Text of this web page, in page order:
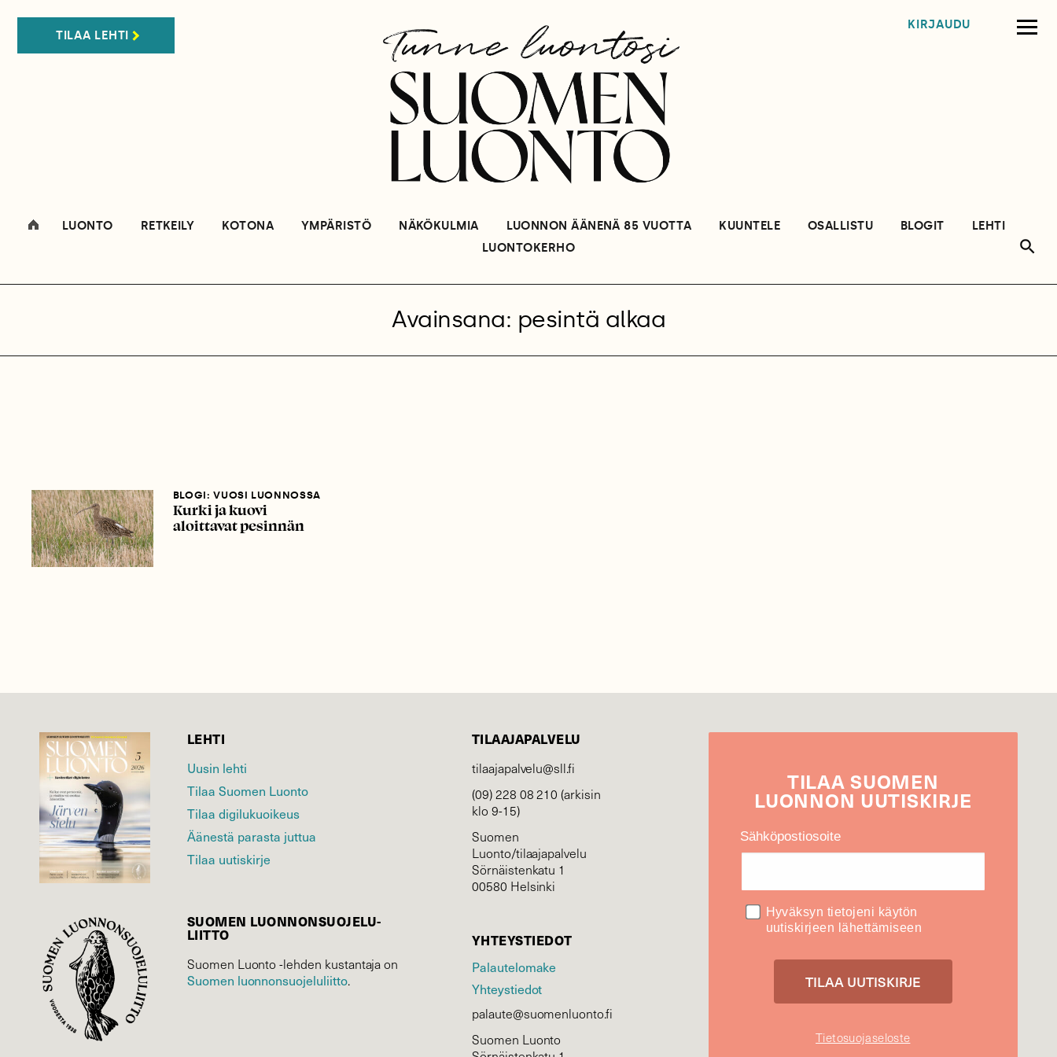
TILAA LEHTI
KIRJAUDU
LUONTO RETKEILY KOTONA YMPÄRISTÖ NÄKÖKULMIA LUONNON ÄÄNENÄ 85 VUOTTA KUUNTELE OSALLISTU BLOGIT
LEHTI
LUONTOKERHO
Avainsana: pesintä alkaa
BLOGI: VUOSI LUONNOSSA
Kurki ja kuovi
aloittavat pesinnän
LEHTI
Uusin lehti
Tilaa Suomen Luonto
Tilaa digilukuoikeus
Äänestä parasta juttua
Tilaa uutiskirje
SUOMEN LUONNON­SUOJELU­
LIITTO
Suomen Luonto -lehden kustantaja on
Suomen luonnonsuojelu­liitto.
TILAAJAPALVELU
tilaajapalvelu@sll.fi
(09) 228 08 210 (arkisin
klo 9-15)
Suomen
Luonto/tilaajapalvelu
Sörnäistenkatu 1
00580 Helsinki
YHTEYSTIEDOT
Palautelomake
Yhteystiedot
palaute@suomenluonto.fi
Suomen Luonto
TILAASUOMEN
LUONNON UUTIS­KIRJE
Sähköpostiosoite
Hyväksyn tietojeni käytön
uutiskirjeen lähettämiseen
Tietosuojaseloste